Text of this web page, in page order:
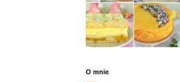
O mnie